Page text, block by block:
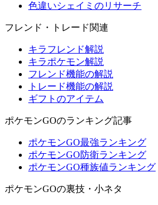
色違いシェイミのリサーチ
フレンド・トレード関連
キラフレンド解説
キラポケモン解説
フレンド機能の解説
トレード機能の解説
ギフトのアイテム
ポケモンGOのランキング記事
ポケモンGO最強ランキング
ポケモンGO防衛ランキング
ポケモンGO種族値ランキング
ポケモンGOの裏技・小ネタ